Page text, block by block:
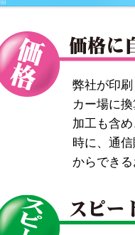
弊社が印
カー場に
加工も含
時に、通
からでき